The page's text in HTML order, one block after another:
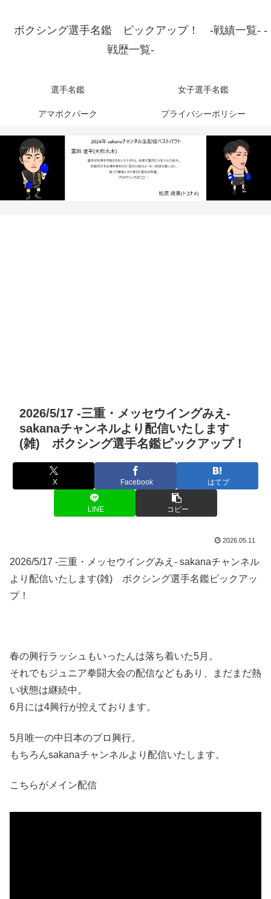
ボクシング選手名鑑 ピックアップ！ -戦績一覧- -
戦歴一覧-
選手名鑑 女子選手名鑑
アマボクパーク プライバシーポリシー
2026/5/17 -三重・メッセウイングみえ-
sakanaチャンネルより配信いたします
(雑) ボクシング選手名鑑ピックアップ！
X Facebook はてブ
LINE コピー
2026.05.11
2026/5/17 -三重・メッセウイングみえ- sakanaチャンネル
より配信いたします(雑) ボクシング選手名鑑ピックアッ
プ！
春の興行ラッシュもいったんは落ち着いた5月。
それでもジュニア拳闘大会の配信などもあり、まだまだ熱
い状態は継続中。
6月には4興行が控えております。
5月唯一の中日本のプロ興行。
もちろんsakanaチャンネルより配信いたします。
こちらがメイン配信